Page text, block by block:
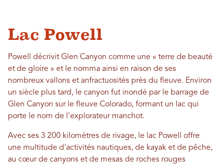
Lac Powell
Powell décrivit Glen Canyon comme une « terre de beauté
et de gloire » et le nomma ainsi en raison de ses
nombreux vallons et anfractuosités près du fleuve. Environ
un siècle plus tard, le canyon fut inondé par le barrage de
Glen Canyon sur le fleuve Colorado, formant un lac qui
porte le nom de l'explorateur manchot.
Avec ses 3 200 kilomètres de rivage, le lac Powell offre
une multitude d'activités nautiques, de kayak et de pêche,
au cœur de canyons et de mesas de roches rouges